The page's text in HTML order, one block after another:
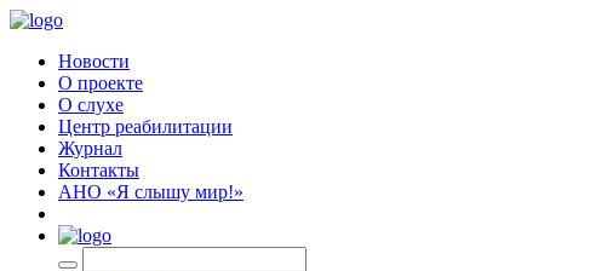
Новости
О проекте
О слухе
Центр реабилитации
Журнал
Контакты
АНО «Я слышу мир!»